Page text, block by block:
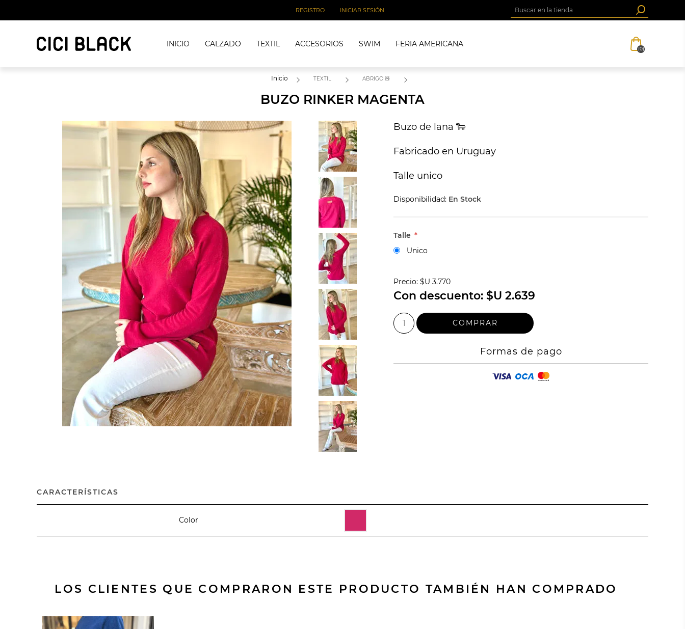
REGISTRO INICIAR SESIÓN
INICIO CALZADO TEXTIL ACCESORIOS SWIM FERIA AMERICANA
(0)
Inicio TEXTIL ABRIGO 🧸
BUZO RINKER MAGENTA
Buzo de lana 🐑
Fabricado en Uruguay
Talle unico
Disponibilidad: En Stock
Talle *
Unico
Precio: $U 3.770
Con descuento: $U 2.639
Formas de pago
CARACTERÍSTICAS
Color
LOS CLIENTES QUE COMPRARON ESTE PRODUCTO TAMBIÉN HAN COMPRADO